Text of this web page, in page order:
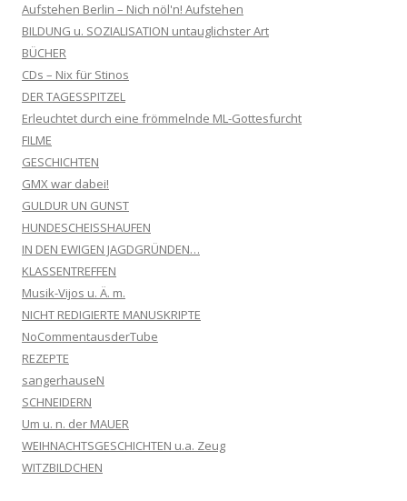
Aufstehen Berlin – Nich nöl'n! Aufstehen
BILDUNG u. SOZIALISATION untauglichster Art
BÜCHER
CDs – Nix für Stinos
DER TAGESSPITZEL
Erleuchtet durch eine frömmelnde ML-Gottesfurcht
FILME
GESCHICHTEN
GMX war dabei!
GULDUR UN GUNST
HUNDESCHEISSHAUFEN
IN DEN EWIGEN JAGDGRÜNDEN…
KLASSENTREFFEN
Musik-Vijos u. Ä. m.
NICHT REDIGIERTE MANUSKRIPTE
NoCommentausderTube
REZEPTE
sangerhauseN
SCHNEIDERN
Um u. n. der MAUER
WEIHNACHTSGESCHICHTEN u.a. Zeug
WITZBILDCHEN